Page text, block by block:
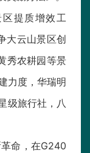
提质增效工
大云山景区创
秀农耕园等景
力度，华瑞明
级旅行社，八
命，在G240